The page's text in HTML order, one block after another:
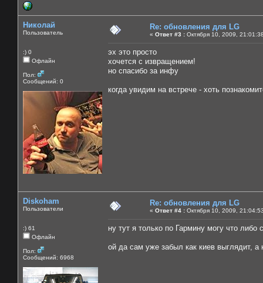
Николай
Пользователь
:) 0
Офлайн
Пол:
Сообщений: 0
Re: обновления для LG
« Ответ #3 : Октября 10, 2009,
эх это просто
хочется с извращением!
но спасибо за инфу
когда увидим на встрече - хоть
Diskoham
Пользователи
:) 61
Офлайн
Пол:
Сообщений: 6968
Re: обновления для LG
« Ответ #4 : Октября 10, 2009,
ну тут я только по Гармину могу что
ой да сам уже забыл как киев выглядит,